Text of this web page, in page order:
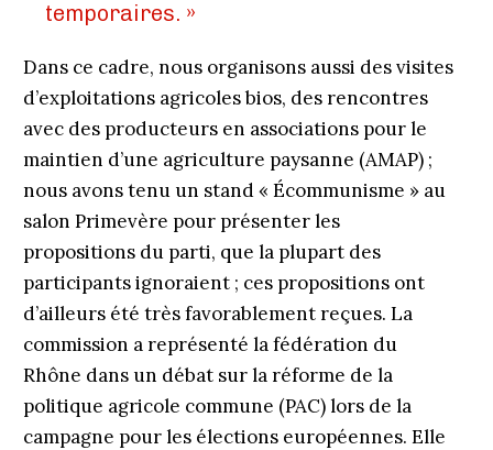
temporaires. »
Dans ce cadre, nous organisons aussi des visites
d’exploitations agricoles bios, des rencontres
avec des producteurs en associations pour le
maintien d’une agriculture paysanne (AMAP) ;
nous avons tenu un stand « Écommunisme » au
salon Primevère pour présenter les
propositions du parti, que la plupart des
participants ignoraient ; ces propositions ont
d’ailleurs été très favorablement reçues. La
commission a représenté la fédération du
Rhône dans un débat sur la réforme de la
politique agricole commune (PAC) lors de la
campagne pour les élections européennes. Elle